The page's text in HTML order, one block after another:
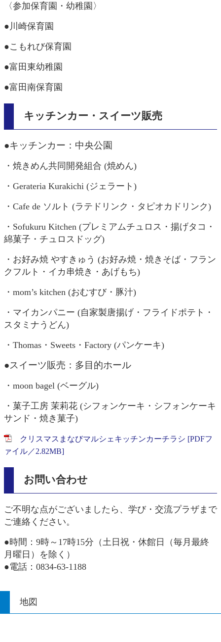
〈参加保育園・幼稚園〉
●川崎保育園
●こもれび保育園
●富田東幼稚園
●富田南保育園
キッチンカー・スイーツ販売
●キッチンカー：中央公園
・焼きめん共同開発組合 (焼めん)
・Gerateria Kurakichi (ジェラート)
・Cafe de ソルト (ラテドリンク・タピオカドリンク)
・Sofukuru Kitchen (プレミアムチュロス・揚げタコ・
綿菓子・チュロスドッグ)
・お好み焼 やすきゅう (お好み焼・焼きそば・フラン
クフルト・イカ串焼き・あげもち)
・mom’s kitchen (おむすび・豚汁)
・マイカンパニー (自家製唐揚げ・フライドポテト・
スタミナうどん)
・Thomas・Sweets・Factory (パンケーキ)
●スイーツ販売：多目的ホール
・moon bagel (ベーグル)
・菓子工房 茉莉花 (シフォンケーキ・シフォンケーキ
サンド・焼き菓子)
クリスマスまなびマルシェキッチンカーチラシ [PDFフ
ァイル／2.82MB]
お問い合わせ
ご不明な点がございましたら、学び・交流プラザまで
ご連絡ください。
●時間：9時～17時15分（土日祝・休館日（毎月最終
月曜日）を除く）
●電話：0834-63-1188
地図